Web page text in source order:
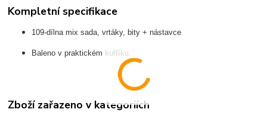
Kompletní specifikace
109-dílna mix sada, vrtáky, bity + nástavce
Baleno v praktickém kufříku
Zboží zařazeno v kategoriích